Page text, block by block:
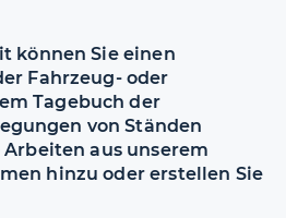
können Sie einen
Fahrzeug- oder
Tagebuch der
von Ständen
aus unserem
hinzu oder erstellen Sie